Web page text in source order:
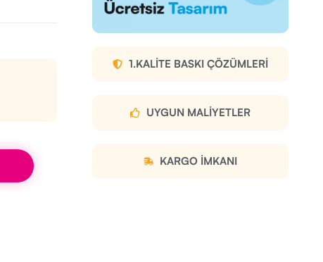
1.KALITE BASKI ÇÖZÜMLERI
UYGUN MALIYETLER
KARGO IMKANI